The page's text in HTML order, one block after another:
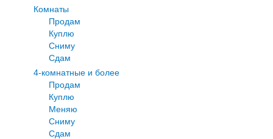
Комнаты
Продам
Куплю
Сниму
Сдам
4-комнатные и более
Продам
Куплю
Меняю
Сниму
Сдам